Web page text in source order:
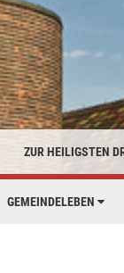
ZUR HEILIGSTEN
GEMEINDELEBEN